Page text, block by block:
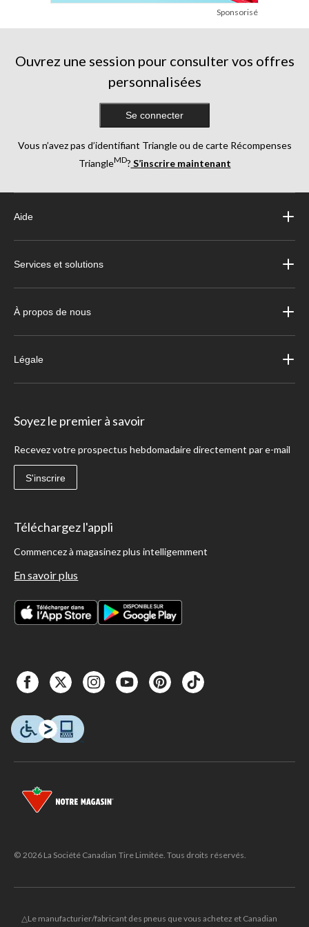
Sponsorisé
Ouvrez une session pour consulter vos offres
personnalisées
Se connecter
Vous n’avez pas d’identifiant Triangle ou de carte Récompenses
TriangleMD? S’inscrire maintenant
Aide
Services et solutions
À propos de nous
Légale
Soyez le premier à savoir
Recevez votre prospectus hebdomadaire directement par e-mail
S'inscrire
Téléchargez l'appli
Commencez à magasinez plus intelligemment
En savoir plus
© 2026 La Société Canadian Tire Limitée. Tous droits réservés.
△Le manufacturier/fabricant des pneus que vous achetez et Canadian